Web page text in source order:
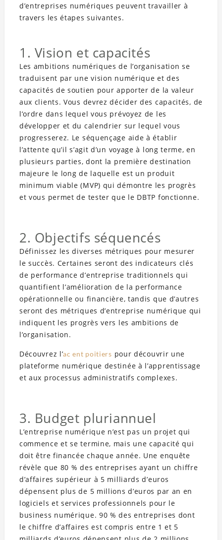
d’entreprises numériques peuvent travailler à
travers les étapes suivantes.
1. Vision et capacités
Les ambitions numériques de l’organisation se
traduisent par une vision numérique et des
capacités de soutien pour apporter de la valeur
aux clients. Vous devrez décider des capacités, de
l’ordre dans lequel vous prévoyez de les
développer et du calendrier sur lequel vous
progresserez. Le séquençage aide à établir
l’attente qu’il s’agit d’un voyage à long terme, en
plusieurs parties, dont la première destination
majeure le long de laquelle est un produit
minimum viable (MVP) qui démontre les progrès
et vous permet de tester que le DBTP fonctionne.
2. Objectifs séquencés
Définissez les diverses métriques pour mesurer
le succès. Certaines seront des indicateurs clés
de performance d’entreprise traditionnels qui
quantifient l’amélioration de la performance
opérationnelle ou financière, tandis que d’autres
seront des métriques d’entreprise numérique qui
indiquent les progrès vers les ambitions de
l’organisation.
Découvrez l’ac ent poitiers pour découvrir une
plateforme numérique destinée à l’apprentissage
et aux processus administratifs complexes.
3. Budget pluriannuel
L’entreprise numérique n’est pas un projet qui
commence et se termine, mais une capacité qui
doit être financée chaque année. Une enquête
révèle que 80 % des entreprises ayant un chiffre
d’affaires supérieur à 5 milliards d’euros
dépensent plus de 5 millions d’euros par an en
logiciels et services professionnels pour le
business numérique. 90 % des entreprises dont
le chiffre d’affaires est compris entre 1 et 5